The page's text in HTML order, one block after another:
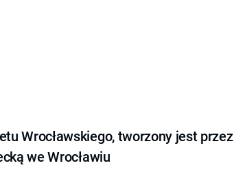
Wrocławskiego, tworzony jest przez
we Wrocławiu